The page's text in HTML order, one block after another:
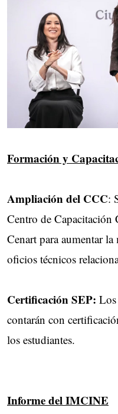
Formación y
Ampliación del CCC:
Centro de
Cenart para aumentar
oficios técnicos
Certificación SEP:
contarán con
los estudiantes.
Informe del IMCINE